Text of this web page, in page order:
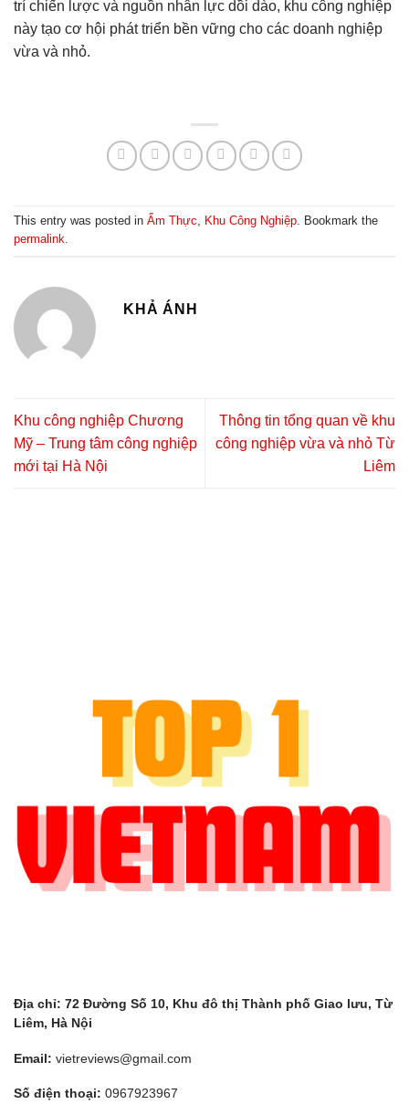
trí chiến lược và nguồn nhân lực dồi dào, khu công nghiệp
này tạo cơ hội phát triển bền vững cho các doanh nghiệp
vừa và nhỏ.
This entry was posted in Ẩm Thực Khu Công Nghiệp . Bookmark the
permalink
KHẢ ÁNH
Khu công nghiệp Chương
Mỹ – Trung tâm công nghiệp
mới tại Hà Nội
Thông tin tổng quan về khu
công nghiệp vừa và nhỏ Từ
Liêm
Địa chỉ: 72 Đường Số 10, Khu đô thị Thành phố Giao lưu, Từ
Liêm, Hà Nội
Email: vietreviews@gmail.com
Số điện thoại: 0967923967